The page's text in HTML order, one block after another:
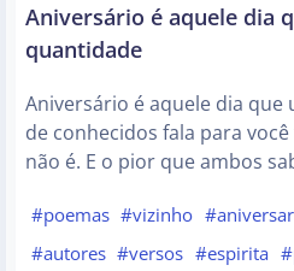
Aniversário é aquele dia
quantidade
Aniversário é aquele dia
de conhecidos fala para
não é. E o pior que ambos
#poemas #vizinho
#autores #versos #espirita